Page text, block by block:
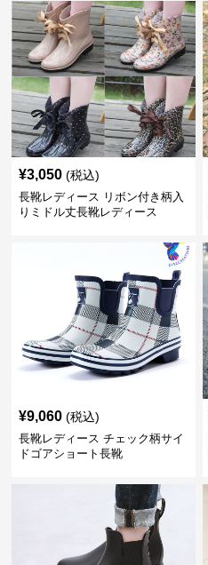
¥3,050 (税込)
長靴レディース リボン付き柄入
りミドル丈長靴レディース
長靴レディース チェック柄サイ
ドゴアショート長靴